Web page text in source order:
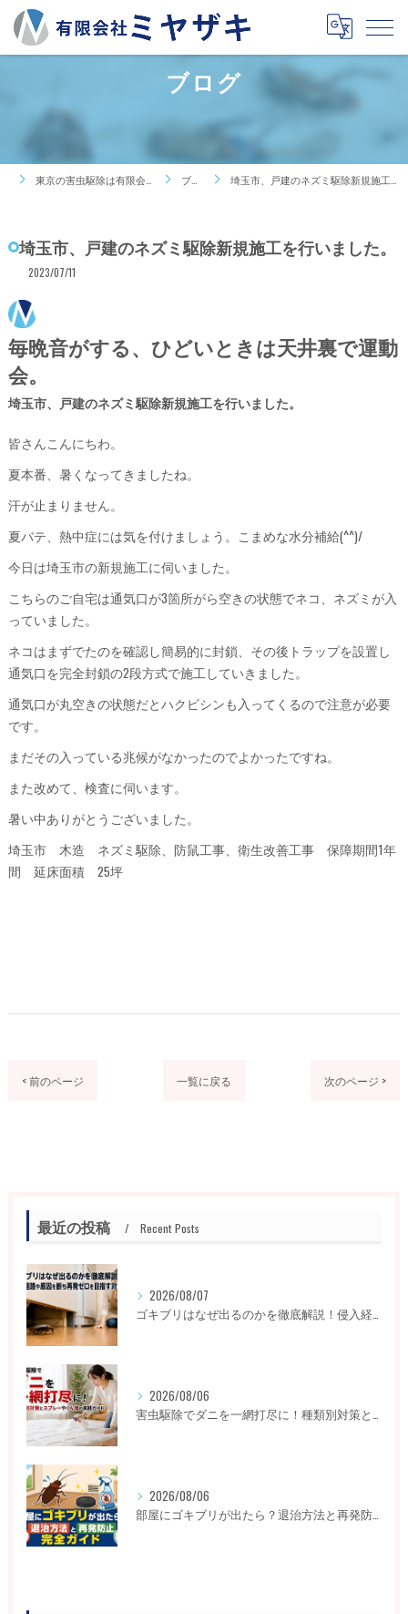
ブログ
東京の害虫駆除は有限会社ミヤザキ ブログ 埼玉市、戸建のネズミ駆除新規施工を行いました。
埼玉市、戸建のネズミ駆除新規施工を行いました。
2023/07/11
埼玉市、戸建のネズミ駆除新規施工を行いました。
毎晩音がする、ひどいときは天井裏で運動
会。
皆さんこんにちわ。
夏本番、暑くなってきましたね。
汗が止まりません。
夏バテ、熱中症には気を付けましょう。こまめな水分補給(^^)/
今日は埼玉市の新規施工に伺いました。
こちらのご自宅は通気口が3箇所がら空きの状態でネコ、ネズミが入
っていました。
ネコはまずでたのを確認し簡易的に封鎖、その後トラップを設置し
通気口を完全封鎖の2段方式で施工していきました。
通気口が丸空きの状態だとハクビシンも入ってくるので注意が必要
です。
まだその入っている兆候がなかったのでよかったですね。
また改めて、検査に伺います。
暑い中ありがとうございました。
埼玉市 木造 ネズミ駆除、防鼠工事、衛生改善工事 保障期間1年
間 延床面積 25坪
< 前のページ 一覧に戻る 次のページ >
最近の投稿 Recent Posts
2026/08/07
ゴキブリはなぜ出るのかを徹底解説！侵入経路や原因を断ち再発ゼロを目指す対策
2026/08/06
害虫駆除でダニを一網打尽に！種類別対策とスプレーやくん煙の実践ガイド
2026/08/06
部屋にゴキブリが出たら？退治方法と再発防止完全ガイド